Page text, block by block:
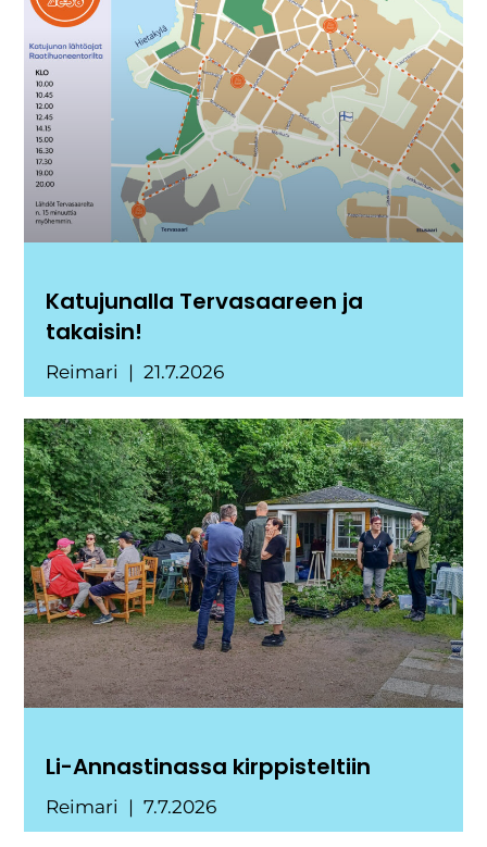
Katujunalla Tervasaareen ja
takaisin!
Reimari 21.7.2026
Li-Annastinassa kirppisteltiin
Reimari 7.7.2026